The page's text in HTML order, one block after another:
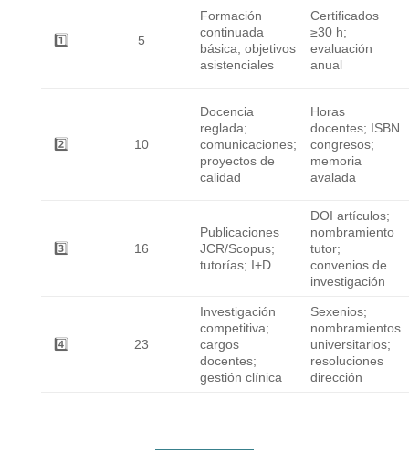
1️⃣ 5
Formación
continuada
básica; objetivos
asistenciales
Certificados
≥30 h;
evaluación
anual
2️⃣ 10
Docencia
reglada;
comunicaciones;
proyectos de
calidad
Horas
docentes; ISBN
congresos;
memoria
avalada
3️⃣ 16
Publicaciones
JCR/Scopus;
tutorías; I+D
DOI artículos;
nombramiento
tutor;
convenios de
investigación
4️⃣ 23
Investigación
competitiva;
cargos
docentes;
gestión clínica
Sexenios;
nombramientos
universitarios;
resoluciones
dirección